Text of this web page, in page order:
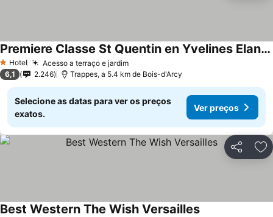
1 Estrelas
Hotel Acesso a terraço e jardim
Premiere Classe St Quentin en Yvelines Elancourt
6,1 2.246 Trappes, a 5.4 km de Bois-d'Arcy
Selecione as datas para ver os preços
exatos.
Ver preços
Partilhar
Best Western The Wish Versailles